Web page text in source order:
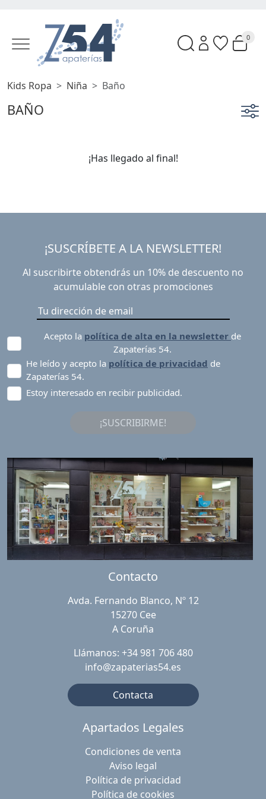
0
Kids Ropa Niña Baño
BAÑO
¡Has llegado al final!
¡SUSCRÍBETE A LA NEWSLETTER!
Al suscribirte obtendrás un 10% de descuento no
acumulable con otras promociones
Acepto la política de alta en la newsletter de
Zapaterías 54.
He leído y acepto la política de privacidad de
Zapaterías 54.
Estoy interesado en recibir publicidad.
¡SUSCRIBIRME!
Contacto
Avda. Fernando Blanco, Nº 12
15270 Cee
A Coruña
Llámanos: +34 981 706 480
info@zapaterias54.es
Contacta
Apartados Legales
Condiciones de venta
Aviso legal
Política de privacidad
Política de cookies